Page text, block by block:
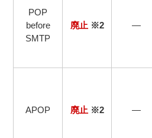
POP
before
SMTP
廃止 ※2 ―
APOP 廃止 ※2 ―